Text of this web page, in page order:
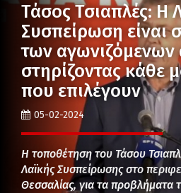
Τάσος Τσιαπλές: Η
Συσπείρωση είναι
των αγωνιζόμενων
στηρίζοντας κάθε
που επιλέγουν
05-02-2024
Η τοποθέτηση του Τάσου
Λαϊκής Συσπείρωσης στο
Θεσσαλίας, για τα προβλήματα